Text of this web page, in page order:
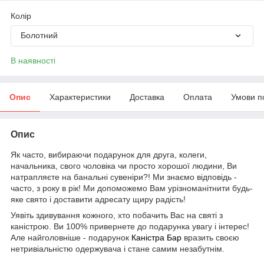
Колір
Болотний
В наявності
Опис Характеристики Доставка Оплата Умови
Опис
Як часто, вибираючи подарунок для друга, колеги,
начальника, свого чоловіка чи просто хорошої людини, Ви
натрапляєте на банальні сувеніри?! Ми знаємо відповідь -
часто, з року в рік! Ми допоможемо Вам урізноманітнити будь-
яке свято і доставити адресату щиру радість!
Уявіть здивування кожного, хто побачить Вас на святі з
каністрою. Ви 100% привернете до подарунка увагу і інтерес!
Але найголовніше - подарунок Каністра Бар вразить своєю
нетривіальністю одержувача і стане самим незабутнім.